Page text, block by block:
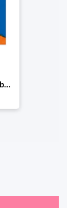
Między ziemią a niebem Albus